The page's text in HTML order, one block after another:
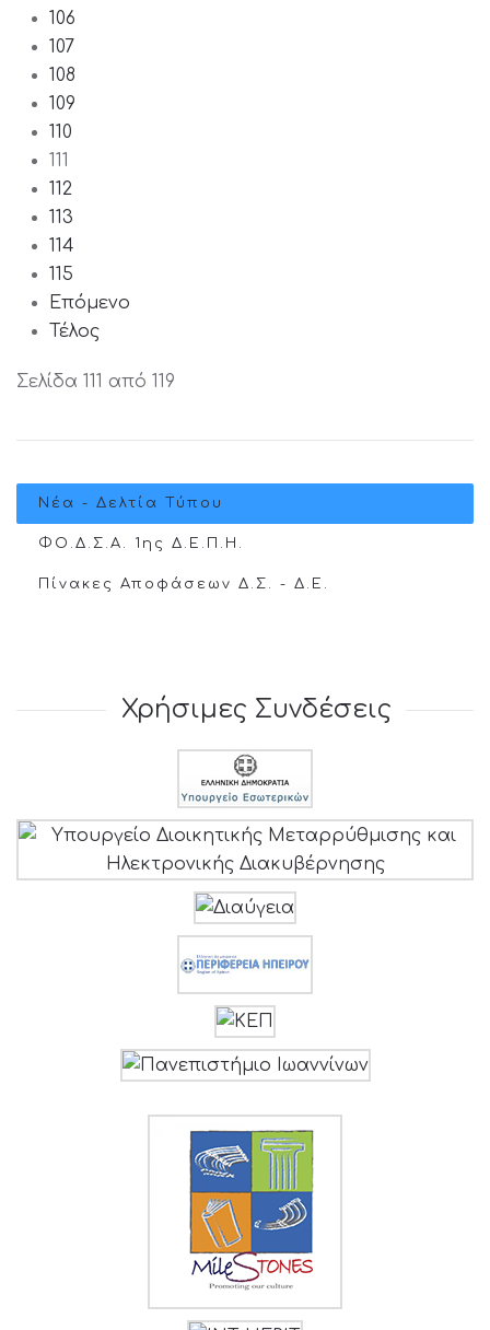
106
107
108
109
110
111
112
113
114
115
Επόμενο
Τέλος
Σελίδα 111 από 119
Νέα - Δελτία Τύπου
ΦΟ.Δ.Σ.Α. 1ης Δ.Ε.Π.Η.
Πίνακες Αποφάσεων Δ.Σ. - Δ.Ε.
Χρήσιμες Συνδέσεις